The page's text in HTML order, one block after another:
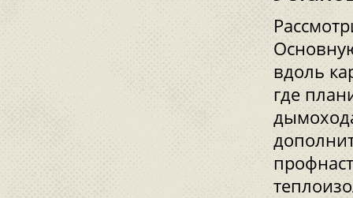
вдоль
где